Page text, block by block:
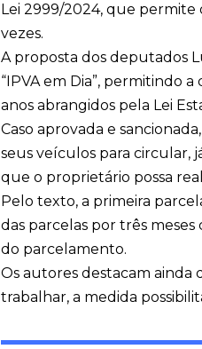
Lei 2999/2024, que permite
vezes.
A proposta dos deputados
“IPVA em Dia”, permitindo
anos abrangidos pela Lei
Caso aprovada e
seus veículos para circular,
que o proprietário possa
Pelo texto, a primeira
das parcelas por três
do parcelamento.
Os autores destacam ainda
trabalhar, a medida